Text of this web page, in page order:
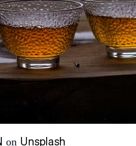
on Unsplash